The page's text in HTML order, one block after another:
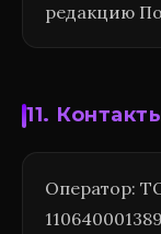
редакцию
11.
Оператор: